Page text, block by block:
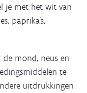
je met het wit van
paprika’s,
de mond, neus en
te
uitdrukkingen